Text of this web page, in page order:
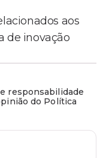
aos
de inovação
responsabilidade
do Política